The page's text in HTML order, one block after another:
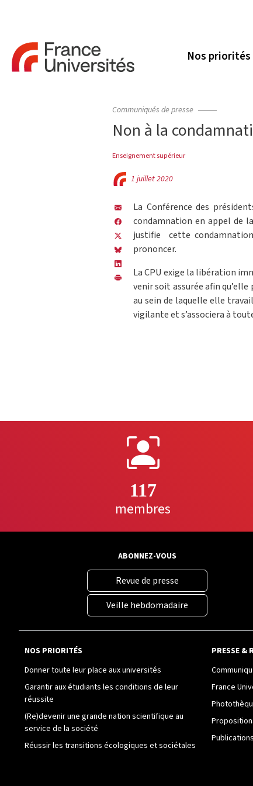
Nos priorités
Communiqués de presse
Non à la
Enseignement supérieur
1 juillet 2020
La Conférence des
condamnation en appel de
justifie cette
prononcer.
La CPU exige la libération
venir soit assurée afin
au sein de laquelle elle
vigilante et s’associera à
117
membres
ABONNEZ-VOUS
Revue de presse
Veille hebdomadaire
NOS PRIORITÉS
Donner toute leur place aux universités
Garantir aux étudiants les conditions de leur
réussite
(Re)devenir une grande nation scientifique au
service de la société
Réussir les transitions écologiques et sociétales
PRESSE &
France
Publications